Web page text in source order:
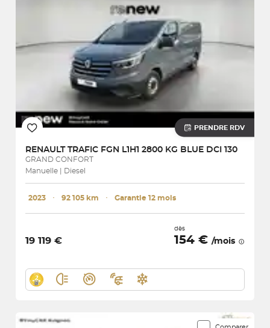
PRENDRE RDV
RENAULT TRAFIC FGN L1H1 2800 KG BLUE DCI 130
GRAND CONFORT
Manuelle | Diesel
2023 ･ 92 105 km ･ Garantie 12 mois
19 119 €
dès
154 € /mois